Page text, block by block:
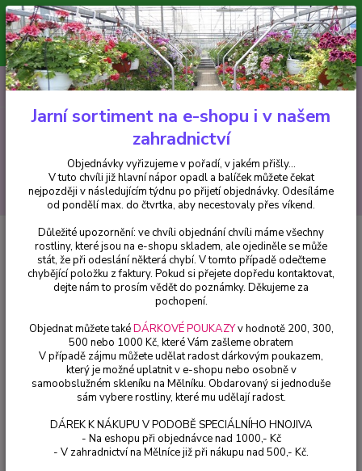
Minimální hodnota pro odeslání z e-shopu je 300 Kč.
V tuto chvíli již hlavní nápor objednávek opadl a balíček můžete čekat
nejpozději v následujícím týdnu po přijetí objednávky. Objednávky
vyřizujeme v pořadí, v jakém přišly...
CZK
Hledat
+420 602 223 614 0ks
za0 Kč
Balkónové rostliny
Kupea růžová (Cuphea Hyssopifolia) - cena na
prodejně
Kupea růžová (Cuphea
Hyssopifolia) - cena na prodejně
Jarní sortiment na e-shopu i v našem
zahradnictví
Objednávky vyřizujeme v pořadí, v jakém přišly...
V tuto chvíli již hlavní nápor opadl a balíček můžete čekat
nejpozději v následujícím týdnu po přijetí objednávky. Odesíláme
od pondělí max. do čtvrtka, aby necestovaly přes víkend.
Důležité upozornění: ve chvíli objednání chvíli máme všechny
rostliny, které jsou na e-shopu skladem, ale ojediněle se může
stát, že při odeslání některá chybí. V tomto případě odečteme
chybějící položku z faktury. Pokud si přejete dopředu kontaktovat,
dejte nám to prosím vědět do poznámky. Děkujeme za
pochopení.
Objednat můžete takéDÁRKOVÉ POUKAZYv hodnotě 200, 300,
500 nebo 1000 Kč, které Vám zašleme obratem
V případě zájmu můžete udělat radost dárkovým poukazem,
který je možné uplatnit v e-shopu nebo osobně v
samoobslužném skleníku na Mělníku. Obdarovaný si jednoduše
sám vybere rostliny, které mu udělají radost.
DÁREK K NÁKUPU V PODOBĚ SPECIÁLNÍHO HNOJIVA
- Na eshopu při objednávce nad 1000,- Kč
- V zahradnictví na Mělníce již při nákupu nad 500,- Kč.